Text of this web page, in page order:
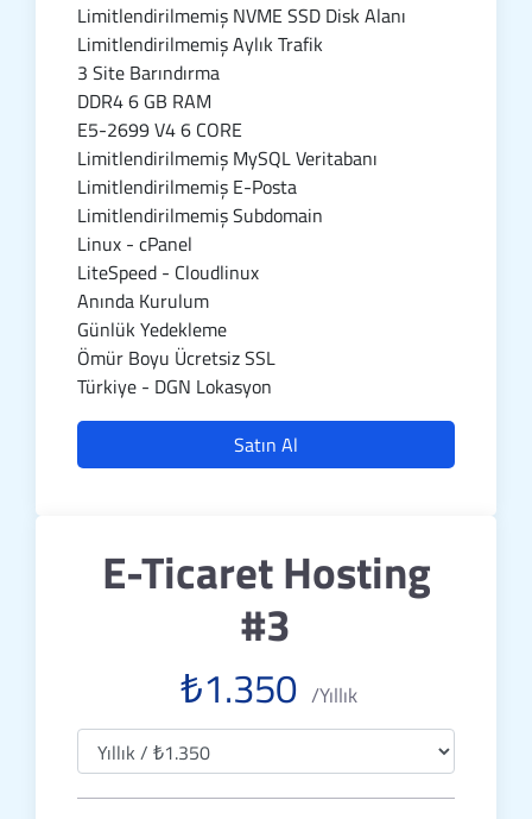
Limitlendirilmemiş NVME SSD Disk Alanı
Limitlendirilmemiş Aylık Trafik
3 Site Barındırma
DDR4 6 GB RAM
E5-2699 V4 6 CORE
Limitlendirilmemiş MySQL Veritabanı
Limitlendirilmemiş E-Posta
Limitlendirilmemiş Subdomain
Linux - cPanel
LiteSpeed - Cloudlinux
Anında Kurulum
Günlük Yedekleme
Ömür Boyu Ücretsiz SSL
Türkiye - DGN Lokasyon
Satın Al
E-Ticaret Hosting
#3
₺1.350 /Yıllık